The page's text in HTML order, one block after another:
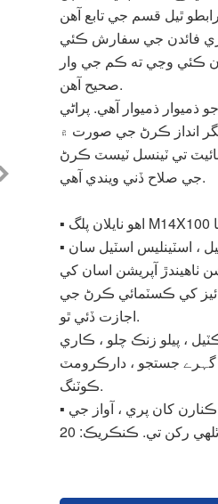
واري فائدن جي سفارش ڪئي
ڪئي وڃي ته ڪم جي وار
صحيح آهن.
ذميوار ذميوار آهي. پراڻي
انداز ڪرڻ جي صورت ۾
تي ٽينسل ٽيسٽ ڪرڻ
جي صلاح ڏني ويندي آهي.
آپريشن اسان کي
کي ڪسٽمائي ڪرڻ جي
اجازت ڏئي ٿو.
، پيلو زنڪ چلو ، ڪاري
گہرے جستجو ، دارڪرومٽ
ڪوٽنگ.
▪ طاقت وارو ڊيٽا ـ هڪ ايڪٽر لنگر لاءِ ، الڳ ٿيل ۽ ڪنارن کان پري ، آواز جي